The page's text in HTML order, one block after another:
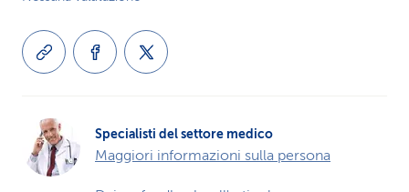
Specialisti del settore medico
Maggiori informazioni sulla persona